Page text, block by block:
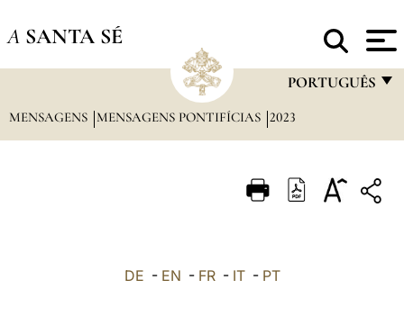
A SANTA SÉ
PORTUGUÊS
FRANÇAIS
ITALIANO
MENSAGENS MENSAGENS PONTIFÍCIAS 2023
DE - EN - FR- IT- PT